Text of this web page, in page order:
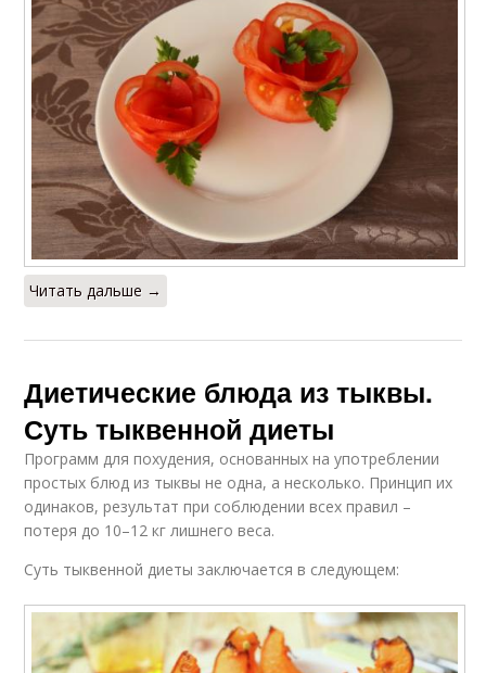
Читать дальше →
Диетические блюда из тыквы.
Суть тыквенной диеты
Программ для похудения, основанных на употреблении
простых блюд из тыквы не одна, а несколько. Принцип их
одинаков, результат при соблюдении всех правил –
потеря до 10–12 кг лишнего веса.
Суть тыквенной диеты заключается в следующем: